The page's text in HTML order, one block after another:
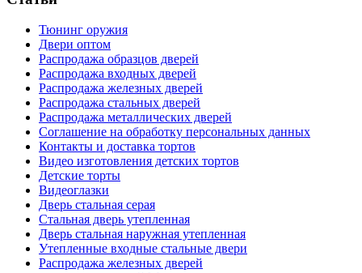
Тюнинг оружия
Двери оптом
Распродажа образцов дверей
Распродажа входных дверей
Распродажа железных дверей
Распродажа стальных дверей
Распродажа металлических дверей
Соглашение на обработку персональных данных
Контакты и доставка тортов
Видео изготовления детских тортов
Детские торты
Видеоглазки
Дверь стальная серая
Стальная дверь утепленная
Дверь стальная наружная утепленная
Утепленные входные стальные двери
Распродажа железных дверей